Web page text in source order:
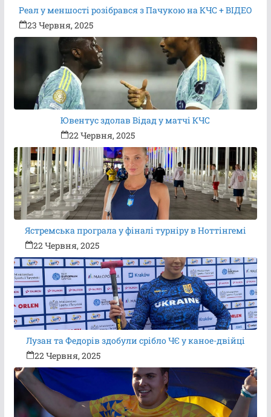
Реал у меншості розібрався з Пачукою на КЧС + ВІДЕО
23 Червня, 2025
Ювентус здолав Відад у матчі КЧС
22 Червня, 2025
Ястремська програла у фіналі турніру в Ноттінгемі
22 Червня, 2025
Лузан та Федорів здобули срібло ЧЄ у каное-двійці
22 Червня, 2025